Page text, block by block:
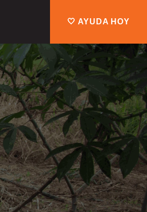
🤍 AYUDA HOY